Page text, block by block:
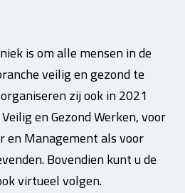
is om alle mensen in de
veilig en gezond te
zij ook in 2021
en Gezond Werken, voor
en Management als voor
Bovendien kunt u de
virtueel volgen.